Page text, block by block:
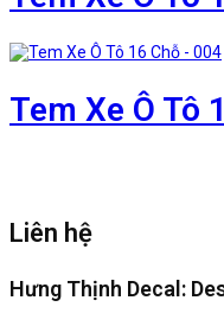
Tem Xe Ô Tô
Liên hệ
Hưng Thịnh Decal: